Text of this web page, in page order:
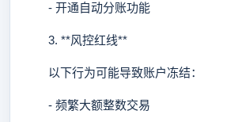
- 开通自动分账功能
3. **风控红线**
以下行为可能导致账户冻结：
- 频繁大额整数交易